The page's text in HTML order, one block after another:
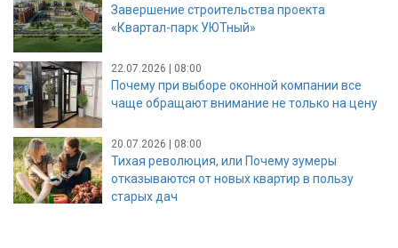
Завершение строительства проекта
«Квартал-парк УЮТный»
22.07.2026 | 08:00
Почему при выборе оконной компании все
чаще обращают внимание не только на цену
20.07.2026 | 08:00
Тихая революция, или Почему зумеры
отказываются от новых квартир в пользу
старых дач